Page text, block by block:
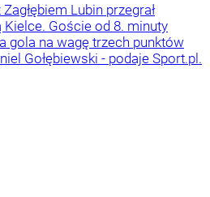
Lubin przegrał
Kielce. Goście od 8. minuty
gola na wagę trzech punktów
Gołębiewski - podaje Sport.pl.